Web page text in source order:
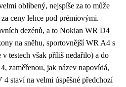
oblíbený, nejspíše za to může
ceny lehce pod prémiovými.
dezénů, a to Nokian WR D4
na sněhu, sportovnějšíWR A4 s
testech však příliš nedařilo) a do
, zaměřenou, jak název napovídá,
staví na velmi úspěšné předchozí